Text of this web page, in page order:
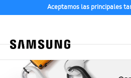
Aceptamos las principales